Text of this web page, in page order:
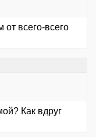
от всего-всего
Как вдруг